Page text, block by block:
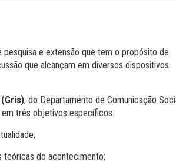
pesquisa e extensão que tem o propósito de
que alcançam em diversos dispositivos
, do Departamento de Comunicação
três objetivos específicos:
teóricas do acontecimento;